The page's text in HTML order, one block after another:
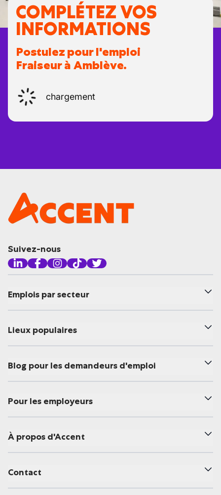
COMPLÉTEZ VOS
INFORMATIONS
Postulez pour l'emploi
Fraiseur à Amblève.
chargement
Suivez-nous
Emplois par secteur
Lieux populaires
Blog pour les demandeurs d'emploi
Pour les employeurs
À propos d'Accent
Contact